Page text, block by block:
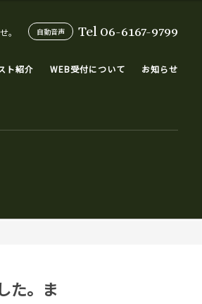
。 自動音声 Tel 06-6167-9799
ト紹介 WEB受付について お知らせ
た。ま